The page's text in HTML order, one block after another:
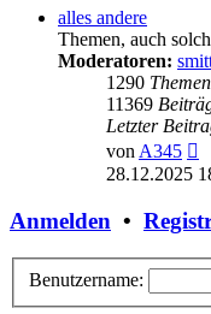
alles andere
Themen, auch
Moderatoren:
1290 Themen
11369
Letzter
vonA345
28.12.2025
Anmelden •
Benutzername: